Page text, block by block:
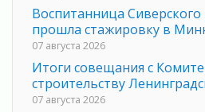
Воспитанница Сиверского
прошла стажировку в
07 августа 2026
Итоги совещания с
строительству
07 августа 2026